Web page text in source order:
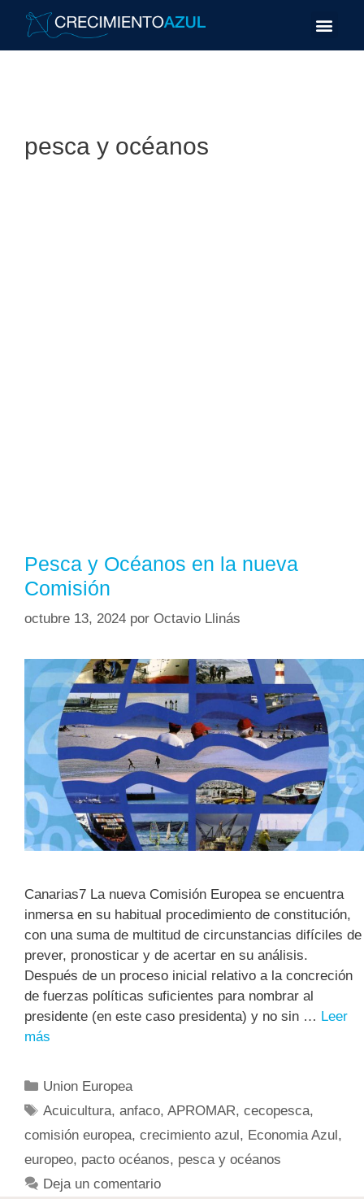
pesca y océanos
Pesca y Océanos en la nueva
Comisión
octubre 13, 2024 por Octavio Llinás
Canarias7 La nueva Comisión Europea se encuentra
inmersa en su habitual procedimiento de constitución,
con una suma de multitud de circunstancias difíciles de
prever, pronosticar y de acertar en su análisis.
Después de un proceso inicial relativo a la concreción
de fuerzas políticas suficientes para nombrar al
presidente (en este caso presidenta) y no sin … Leer
más
Union Europea
Acuicultura,anfaco,APROMAR,cecopesca,
comisión europea, crecimiento azul, Economia Azul,
europeo, pacto océanos, pesca y océanos
Deja un comentario